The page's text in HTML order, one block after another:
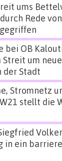
ums
Rede von
bei OB
Streit um neue
Stadt
Stromnetz
stellt die
in ein